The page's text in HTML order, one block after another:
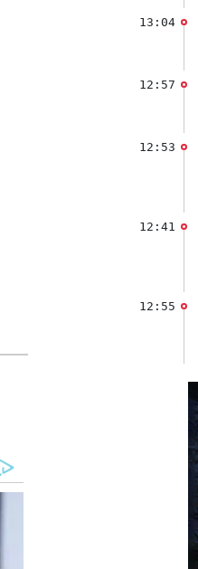
13:04
12:57
12:53
12:41
12:55